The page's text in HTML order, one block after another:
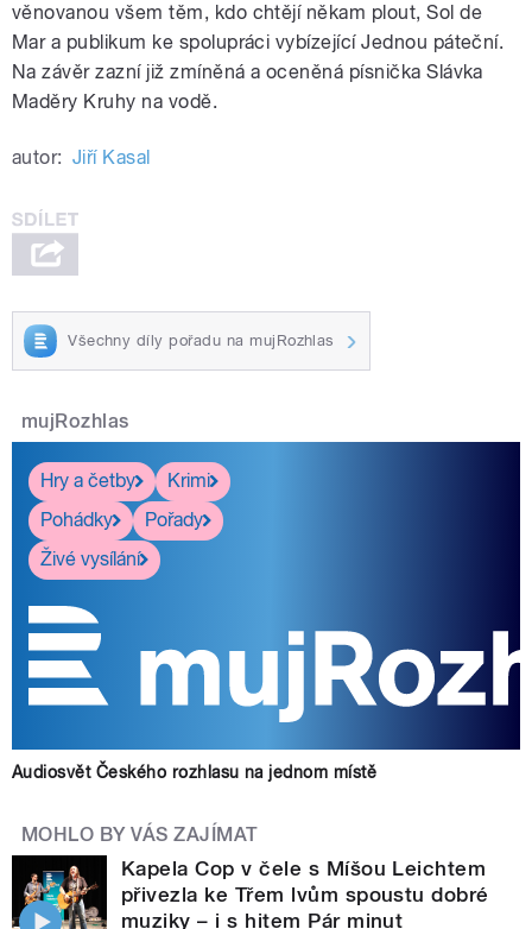
věnovanou všem těm, kdo chtějí někam plout, Sol de
Mar a publikum ke spolupráci vybízející Jednou páteční.
Na závěr zazní již zmíněná a oceněná písnička Slávka
Maděry Kruhy na vodě.
autor: Jiří Kasal
Všechny díly pořadu na mujRozhlas
mujRozhlas
Hry a četby
Krimi
Pohádky
Pořady
Živé vysílání
Audiosvět Českého rozhlasu na jednom místě
MOHLO BY VÁS ZAJÍMAT
Kapela Cop v čele s Míšou Leichtem
přivezla ke Třem lvům spoustu dobré
muziky – i s hitem Pár minut